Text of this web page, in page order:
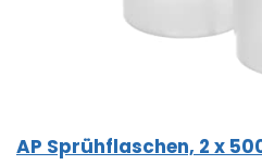
AP Sprühflaschen, 2 x